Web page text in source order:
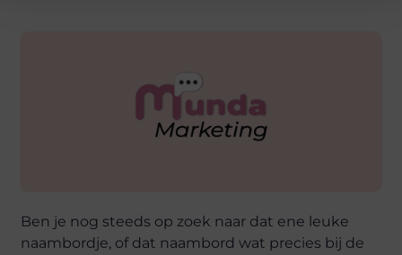
Ben je nog steeds op zoek naar dat ene leuke
naambordje, of dat naambord wat precies bij de